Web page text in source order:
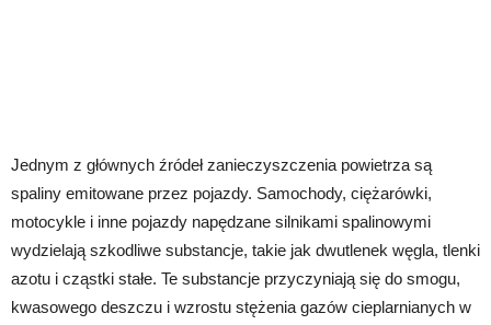
Jednym z głównych źródeł zanieczyszczenia powietrza są
spaliny emitowane przez pojazdy. Samochody, ciężarówki,
motocykle i inne pojazdy napędzane silnikami spalinowymi
wydzielają szkodliwe substancje, takie jak dwutlenek węgla, tlenki
azotu i cząstki stałe. Te substancje przyczyniają się do smogu,
kwasowego deszczu i wzrostu stężenia gazów cieplarnianych w